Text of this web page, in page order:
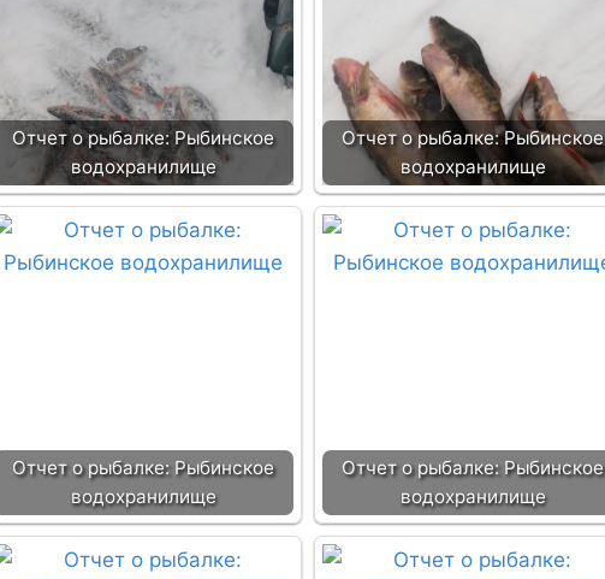
Отчет о рыбалке: Рыбинское
водохранилище
Отчет о рыбалке: Рыбинское
водохранилище
Отчет о рыбалке: Рыбинское
водохранилище
Отчет о рыбалке: Рыбинское
водохранилище